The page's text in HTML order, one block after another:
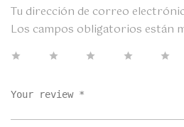
Tu dirección de correo
Los campos obligatorios están